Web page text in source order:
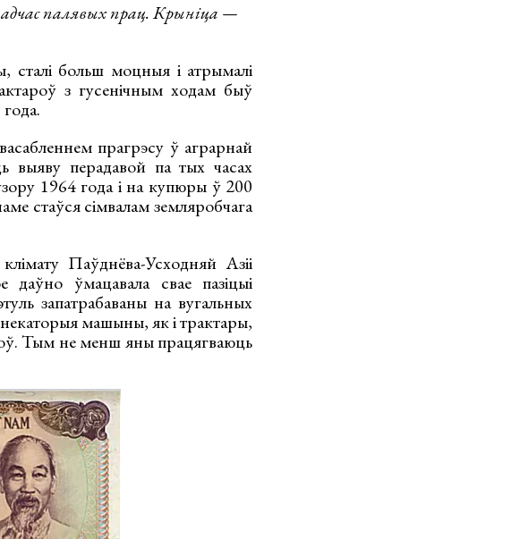
палявых прац. Крыніца —
сталі больш моцныя і атрымалі
з гусенічным ходам быў
прагрэсу ў аграрнай
выяву перадавой па тых часах
1964 года і на купюры ў 200
стаўся сімвалам земляробчага
Паўднёва-Усходняй Азіі
даўно ўмацавала свае пазіцыі
запатрабаваны на вугальных
машыны, як і трактары,
Тым не менш яны працягваюць